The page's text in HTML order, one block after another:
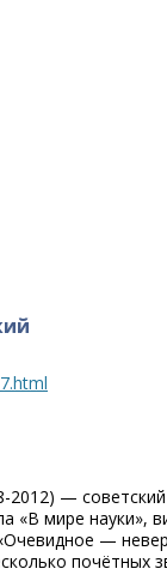
2012) —
«В мире науки»,
—
почётных